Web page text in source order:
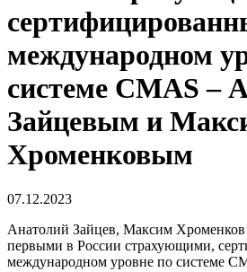
международном
системе CMAS –
Зайцевым и
Хроменковым
07.12.2023
Анатолий Зайцев, Максим Хроменков
первыми в России страхующими,
международном уровне по системе